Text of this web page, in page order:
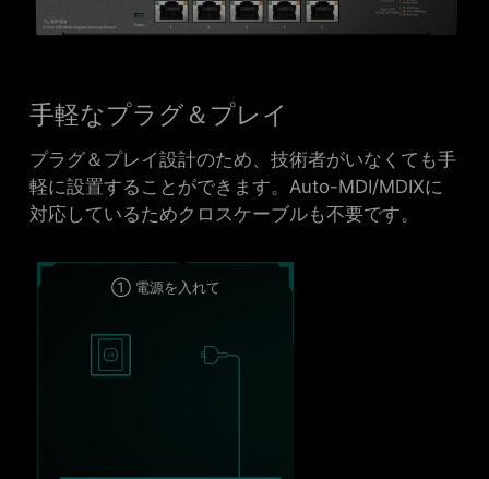
手軽なプラグ＆プレイ
プラグ＆プレイ設計のため、技術者がいなくても手
軽に設置することができます。Auto-MDI/MDIXに
対応しているためクロスケーブルも不要です。
① 電源を入れて